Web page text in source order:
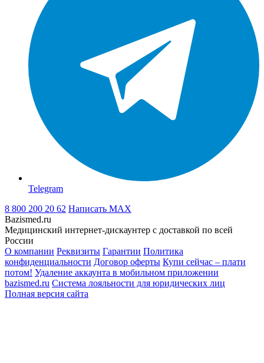
Telegram
8 800 200 20 62 Написать MAX
Bazismed.ru
Медицинский интернет-дискаунтер с доставкой по всей
России
О компании Реквизиты Гарантии Политика
конфиденциальности Договор оферты Купи сейчас – плати
потом! Удаление аккаунта в мобильном приложении
bazismed.ru Система лояльности для юридических лиц
Полная версия сайта